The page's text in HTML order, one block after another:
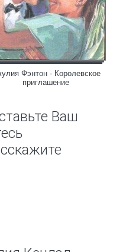
Фэнтон - Королевское
приглашение
Ваш